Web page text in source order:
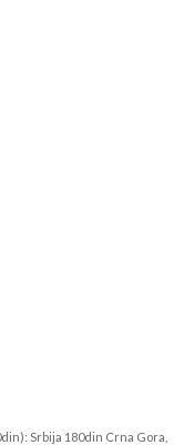
Srbija 180din Crna Gora,